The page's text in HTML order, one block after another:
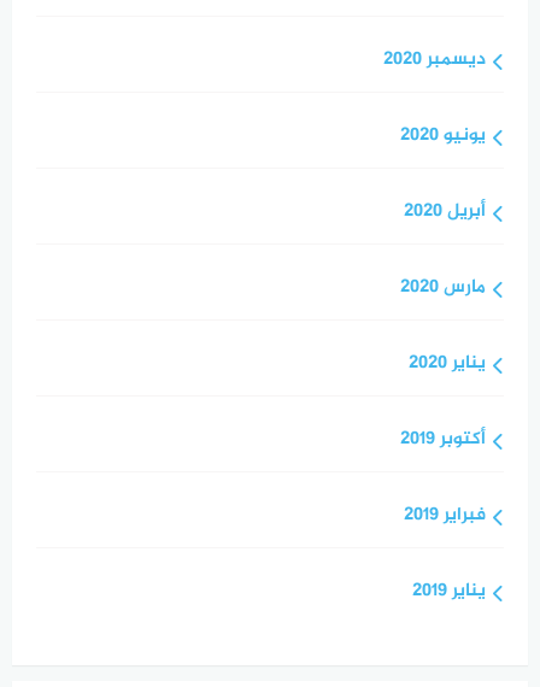
ديسمبر 2020
يونيو 2020
أبريل 2020
مارس 2020
يناير 2020
أكتوبر 2019
فبراير 2019
يناير 2019